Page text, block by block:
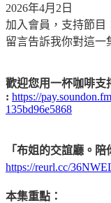
2026年4月2日
加入會員，支持節目
留言告訴我你對這一
歡迎您用一杯咖啡支
: https://
135bd96e5868
「布姐的交誼廳。
https://reurl.cc/
本集重點：